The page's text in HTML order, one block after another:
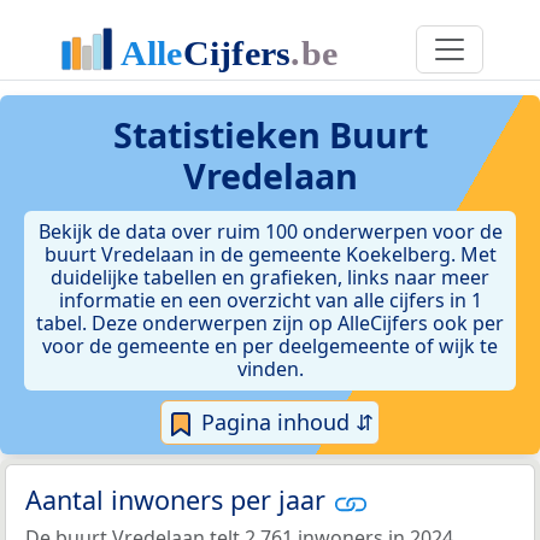
Statistieken Buurt
Vredelaan
Bekijk de data over ruim 100 onderwerpen voor de
buurt Vredelaan in de gemeente Koekelberg. Met
duidelijke tabellen en grafieken, links naar meer
informatie en een overzicht van alle cijfers in 1
tabel. Deze onderwerpen zijn op AlleCijfers ook per
voor de gemeente en per deelgemeente of wijk te
vinden.
Pagina inhoud ⇵
Aantal inwoners per jaar